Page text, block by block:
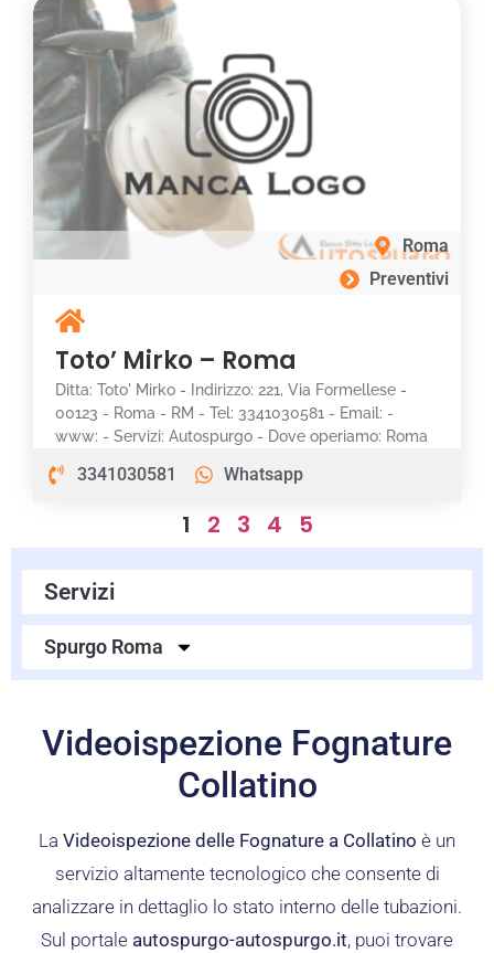
Roma
Preventivi
Toto’ Mirko – Roma
Ditta: Toto' Mirko - Indirizzo: 221, Via Formellese -
00123 - Roma - RM - Tel: 3341030581 - Email: -
www: - Servizi: Autospurgo - Dove operiamo: Roma
3341030581 Whatsapp
1 2 3 4 5
Servizi
Spurgo Roma
Videoispezione Fognature
Collatino
La Videoispezione delle Fognature a Collatino è un
servizio altamente tecnologico che consente di
analizzare in dettaglio lo stato interno delle tubazioni.
Sul portale autospurgo-autospurgo.it, puoi trovare